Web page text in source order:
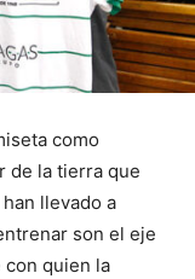
como
de la tierra que
llevado a
son el eje
con quien la